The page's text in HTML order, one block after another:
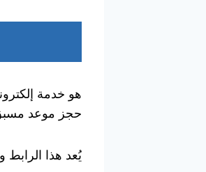
هو خدمة
حجز موعد
يُعد هذا الرابط